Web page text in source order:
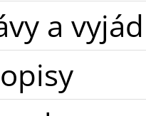
a